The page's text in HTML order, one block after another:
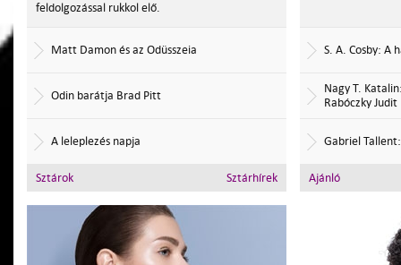
feldolgozással rukkol elő.
Matt Damon és az Odüsszeia
Odin barátja Brad Pitt
A leleplezés napja
Sztárok Sztárhírek
S. A. Cosby: A
Nagy T.
Rabóczky Judit
Gabriel
Ajánló